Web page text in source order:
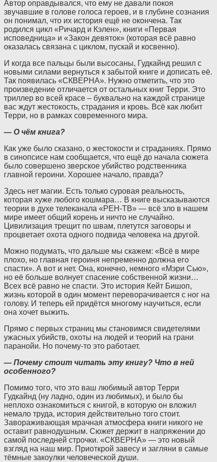
Автор оправдывался, что ему не давали покоя
звучавшие в голове голоса героев, и в глубине сознания
он понимал, что их история ещё не окончена. Так
родился цикл «Ричард и Кэлен», книги «Первая
исповедница» и «Закон девяток» (которая всё равно
оказалась связана с циклом, пускай и косвенно).
И когда все пальцы были высосаны, Гудкайнд решил с
новыми силами вернуться к забытой книге и дописать её.
Так появилась «СКВЕРНА». Нужно отметить, что это
произведение отличается от остальных книг Терри. Это
триллер во всей красе – буквально на каждой странице
вас ждут жестокость, страдания и кровь. Всё как любит
Терри, но в рамках современного мира.
— О чём книга?
Как уже было сказано, о жестокости и страданиях. Прямо
в синопсисе нам сообщается, что ещё до начала сюжета
было совершено зверское убийство родственника
главной героини. Хорошее начало, правда?
Здесь нет магии. Есть только суровая реальность,
которая хуже любого кошмара… В книге высказываются
теории в духе телеканала «РЕН-ТВ» — всё зло в нашем
мире имеет общий корень и ничто не случайно.
Цивилизация трещит по швам, плетутся заговоры и
процветает охота одного подвида человека на другой.
Можно подумать, что дальше мы скажем: «Всё в мире
плохо, но главная героиня непременно должна его
спасти». А вот и нет. Она, конечно, немного «Мэри Сью»,
но её больше волнует спасение собственной жизни…
Всех всё равно не спасти. Это история Кейт Бишоп,
жизнь которой в один момент переворачивается с ног на
голову. И теперь ей придётся многому научиться, если
она хочет выжить.
Прямо с первых страниц мы становимся свидетелями
ужасных убийств, охоты на людей и теорий на грани
паранойи. Но почему-то это работает.
— Почему стоит читать эту книгу? Что в ней
особенного?
Помимо того, что это ваш любимый автор Терри
Гудкайнд (ну ладно, один из любимых), и было бы
неплохо ознакомиться с книгой, в которую он вложил
немало труда, история действительно того стоит.
Завораживающая мрачная атмосфера книги никого не
оставит равнодушным. Сюжет держит в напряжении до
самой последней строчки. «СКВЕРНА» — это новый
взгляд на наш мир. Приоткрой завесу и загляни в самые
тёмные закоулки человеческой души.